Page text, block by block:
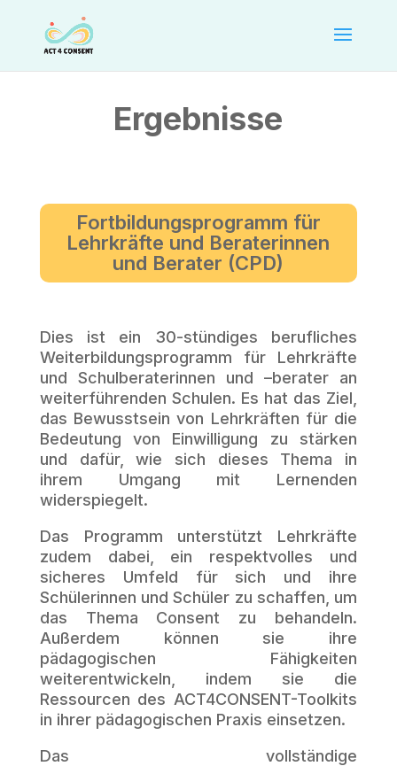
Ergebnisse
Fortbildungsprogramm für
Lehrkräfte und Beraterinnen
und Berater (CPD)
Dies ist ein 30-stündiges berufliches
Weiterbildungsprogramm für Lehrkräfte
und Schulberaterinnen und –berater an
weiterführenden Schulen. Es hat das Ziel,
das Bewusstsein von Lehrkräften für die
Bedeutung von Einwilligung zu stärken
und dafür, wie sich dieses Thema in
ihrem Umgang mit Lernenden
widerspiegelt.
Das Programm unterstützt Lehrkräfte
zudem dabei, ein respektvolles und
sicheres Umfeld für sich und ihre
Schülerinnen und Schüler zu schaffen, um
das Thema Consent zu behandeln.
Außerdem können sie ihre
pädagogischen Fähigkeiten
weiterentwickeln, indem sie die
Ressourcen des ACT4CONSENT-Toolkits
in ihrer pädagogischen Praxis einsetzen.
Das vollständige